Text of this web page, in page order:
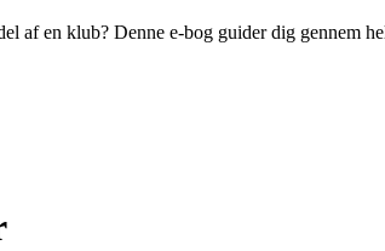
af en klub? Denne e-bog guider dig gennem